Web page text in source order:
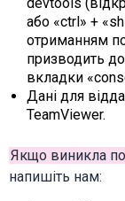
або «ctrl» +
отриманням
призводить
вкладки
Дані для
TeamViewer.
Якщо виникла
напишіть нам: